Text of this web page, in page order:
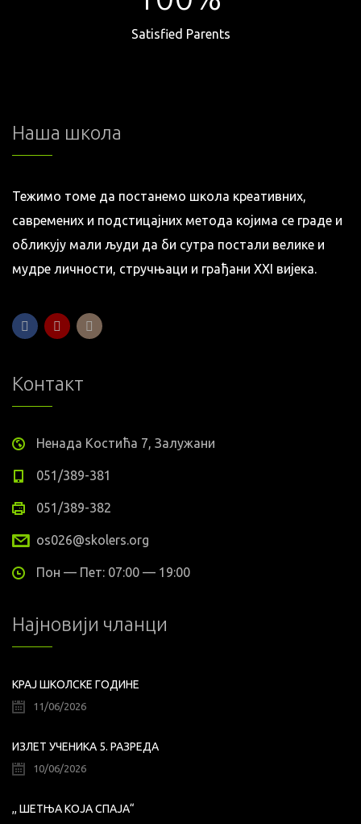
Satisfied Parents
Наша школа
Тежимо томе да постанемо школа креативних,
савремених и подстицајних метода којима се граде и
обликују мали људи да би сутра постали велике и
мудре личности, стручњаци и грађани XXI вијека.
Контакт
Ненада Костића 7, Залужани
051/389-381
051/389-382
os026@skolers.org
Пон — Пет: 07:00 — 19:00
Најновији чланци
КРАЈ ШКОЛСКЕ ГОДИНЕ
11/06/2026
ИЗЛЕТ УЧЕНИКА 5. РАЗРЕДА
10/06/2026
,, ШЕТЊА КОЈА СПАЈА“